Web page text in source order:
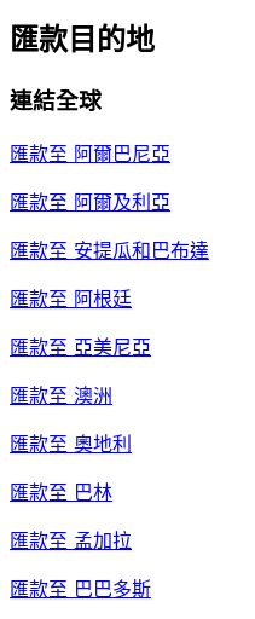
匯款目的地
連結全球
匯款至 阿爾巴尼亞
匯款至 阿爾及利亞
匯款至 安提瓜和巴布達
匯款至 阿根廷
匯款至 亞美尼亞
匯款至 澳洲
匯款至 奧地利
匯款至 巴林
匯款至 孟加拉
匯款至 巴巴多斯